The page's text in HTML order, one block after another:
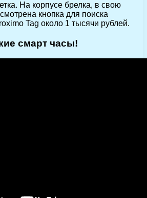
На корпусе брелка, в свою
кнопка для поиска
Tag около 1 тысячи рублей.
смарт часы!